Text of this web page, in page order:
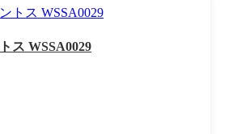
ス WSSA0029